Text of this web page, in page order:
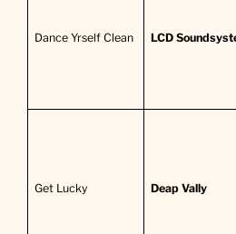
Dance Yrself Clean LCD
Get Lucky Deap Vally